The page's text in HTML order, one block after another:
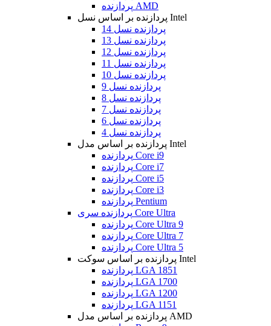
پردازنده AMD
پردازنده بر اساس نسل Intel
پردازنده نسل 14
پردازنده نسل 13
پردازنده نسل 12
پردازنده نسل 11
پردازنده نسل 10
پردازنده نسل 9
پردازنده نسل 8
پردازنده نسل 7
پردازنده نسل 6
پردازنده نسل 4
پردازنده بر اساس مدل Intel
پردازنده Core i9
پردازنده Core i7
پردازنده Core i5
پردازنده Core i3
پردازنده Pentium
پردازنده سری Core Ultra
پردازنده Core Ultra 9
پردازنده Core Ultra 7
پردازنده Core Ultra 5
پردازنده بر اساس سوکت Intel
پردازنده LGA 1851
پردازنده LGA 1700
پردازنده LGA 1200
پردازنده LGA 1151
پردازنده بر اساس مدل AMD